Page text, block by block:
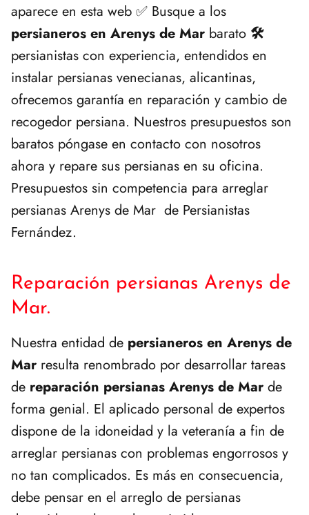
aparece en esta web ✅ Busque a los
persianeros en Arenys de Mar barato 🛠️
persianistas con experiencia, entendidos en
instalar persianas venecianas, alicantinas,
ofrecemos garantía en reparación y cambio de
recogedor persiana. Nuestros presupuestos son
baratos póngase en contacto con nosotros
ahora y repare sus persianas en su oficina.
Presupuestos sin competencia para arreglar
persianas Arenys de Mar de Persianistas
Fernández.
Reparación persianas Arenys de
Mar.
Nuestra entidad de persianeros en Arenys de
Mar resulta renombrado por desarrollar tareas
de reparación persianas Arenys de Mar de
forma genial. El aplicado personal de expertos
dispone de la idoneidad y la veteranía a fin de
arreglar persianas con problemas engorrosos y
no tan complicados. Es más en consecuencia,
debe pensar en el arreglo de persianas